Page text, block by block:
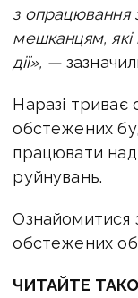
з опрацювання
мешканцям,
дії», —
Наразі триває
обстежених
працювати над
руйнувань.
Ознайомитися
обстежених
ЧИТАЙТЕ